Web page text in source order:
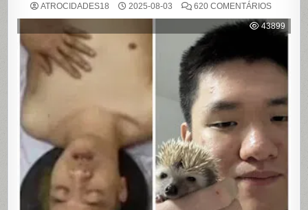
ATROCIDADES18 2025-08-03 620 COMENTÁRIOSEM
WEB:
ÚLTIMA
43899